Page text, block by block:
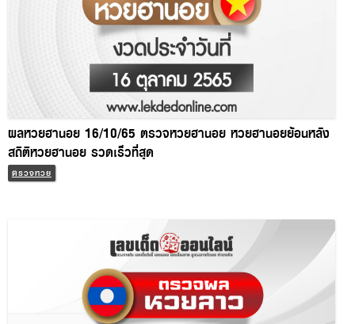
ผลหวยฮานอย 16/10/65 ตรวจหวยฮานอย หวยฮานอยย้อนหลัง
สถิติหวยฮานอย รวดเร็วที่สุด
ตรวจหวย